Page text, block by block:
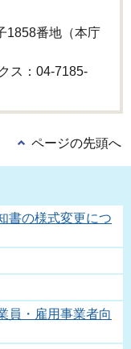
1858番地（本庁
ス：04-7185-
ページの先頭へ
書の様式変更につ
員・雇用事業者向